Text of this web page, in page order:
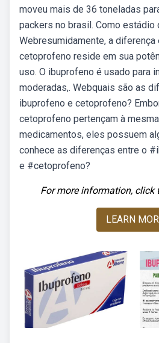
moveu mais de 36 toneladas
packers no brasil. Como estádio
Webresumidamente, a
cetoprofeno reside em sua
uso. O ibuprofeno é usado para
moderadas,. Webquais são as
ibuprofeno e cetoprofeno?
cetoprofeno pertençam à
medicamentos, eles possuem
conhece as diferenças entre o
e #cetoprofeno?
For more information, click
LEARN